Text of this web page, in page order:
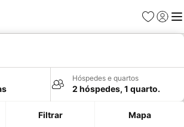
Favoritos
Iniciar
Hóspedes e quartos
2 hóspedes, 1 quarto.
Filtrar Mapa